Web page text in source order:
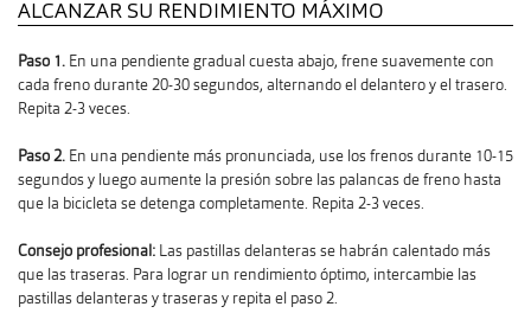
ALCANZAR SU RENDIMIENTO MÁXIMO
Paso 1. En una pendiente gradual cuesta abajo, frene suavemente con
cada freno durante 20-30 segundos, alternando el delantero y el trasero.
Repita 2-3 veces.
Paso 2. En una pendiente más pronunciada, use los frenos durante 10-15
segundos y luego aumente la presión sobre las palancas de freno hasta
que la bicicleta se detenga completamente. Repita 2-3 veces.
Consejo profesional: Las pastillas delanteras se habrán calentado más
que las traseras. Para lograr un rendimiento óptimo, intercambie las
pastillas delanteras y traseras y repita el paso 2.